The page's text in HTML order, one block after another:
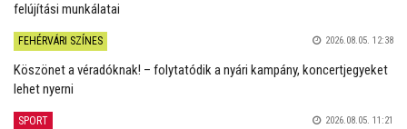
felújítási munkálatai
FEHÉRVÁRI SZÍNES 2026.08.05. 12:38
Köszönet a véradóknak! – folytatódik a nyári kampány, koncertjegyeket
lehet nyerni
SPORT 2026.08.05. 11:21